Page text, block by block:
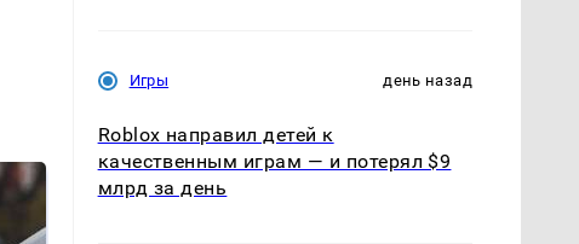
Игры день назад
Roblox направил детей к
качественным играм — и потерял $9
млрд за день